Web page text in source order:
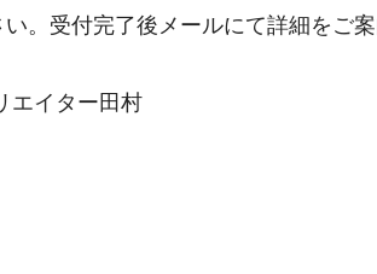
。受付完了後メールにて詳細をご案
エイター田村